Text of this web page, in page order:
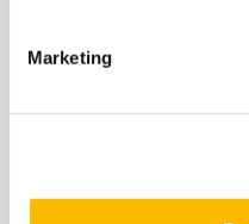
Marketing